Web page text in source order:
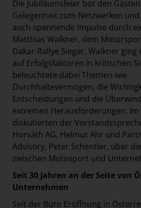
Die Jubiläumsfeier bot den
Gelegenheit zum Netzwerken
auch spannende Impulse durch
Matthias Walkner, dem
Dakar-Rallye Sieger. Walkner
auf Erfolgsfaktoren in kritischen
beleuchtete dabei Themen wie
Durchhaltevermögen, die
Entscheidungen und die
extremen Herausforderungen. Im
diskutierten der
Horváth AG, Helmut Ahr und
Advisory, Peter Schentler, über
zwischen Motosport und
Seit 30 Jahren an der Seite von
Unternehmen
Seit der Büro Eröffnung in